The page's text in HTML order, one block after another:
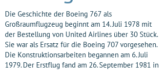
Die Geschichte der Boeing 767 als
Großraumflugzeug beginnt am 14. Juli 1978 mit
der Bestellung von United Airlines über 30 Stück.
Sie war als Ersatz für die Boeing 707 vorgesehen.
Die Konstruktionsarbeiten begannen am 6. Juli
1979. Der Erstflug fand am 26. September 1981 in